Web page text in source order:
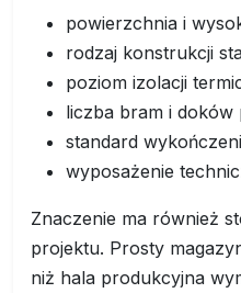
powierzchnia i
rodzaj konstrukcji
poziom izolacji
liczba bram i doków
standard
wyposażenie
Znaczenie ma również
projektu. Prosty
niż hala produkcyjna